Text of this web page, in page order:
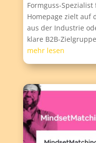
Formguss-
Homepage zielt auf
aus der Industrie
klare B2B-
mehr lesen